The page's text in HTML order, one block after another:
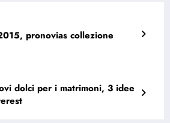
pronovias collezione
dolci per i matrimoni, 3 idee